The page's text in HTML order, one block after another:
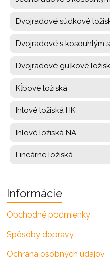
Dvojradové súdkové
Dvojradové s kosouhlým
Dvojradové guľkové
Kĺbové ložiská
Ihlové ložiská HK
Ihlové ložiská NA
Lineárne ložiská
Informácie
Obchodné podmienky
Spôsoby dopravy
Ochrana osobných údajov